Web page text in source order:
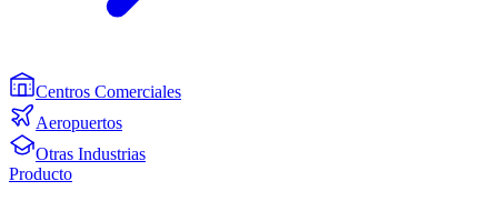
Centros Comerciales
Aeropuertos
Otras Industrias
Producto